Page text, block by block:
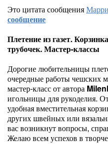
Это цитата сообщения
сообщение
Плетение из газет.
трубочек. Мастер-классы
Дорогие любительницы
очередные работы чешских
мастер-класс от автора
игольницы для рукоделия.
удобная вместительная
других швейных или
вас возникнут вопросы,
Желаю всем успехов в